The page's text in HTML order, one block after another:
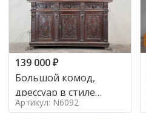
139 000₽
Большой комод,
дрессуар в стиле
ренессанс,
Артикул: N6092